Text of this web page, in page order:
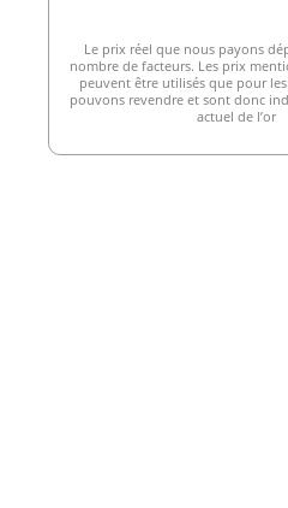
Le prix réel que nous payons
nombre de facteurs. Les prix
peuvent être utilisés que pour
pouvons revendre et sont donc
actuel de l’or